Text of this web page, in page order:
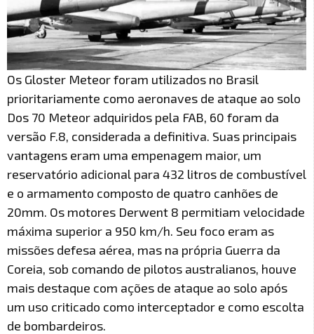
Os Gloster Meteor foram utilizados no Brasil
prioritariamente como aeronaves de ataque ao solo
Dos 70 Meteor adquiridos pela FAB, 60 foram da
versão F.8, considerada a definitiva. Suas principais
vantagens eram uma empenagem maior, um
reservatório adicional para 432 litros de combustível
e o armamento composto de quatro canhões de
20mm. Os motores Derwent 8 permitiam velocidade
máxima superior a 950 km/h. Seu foco eram as
missões defesa aérea, mas na própria Guerra da
Coreia, sob comando de pilotos australianos, houve
mais destaque com ações de ataque ao solo após
um uso criticado como interceptador e como escolta
de bombardeiros.